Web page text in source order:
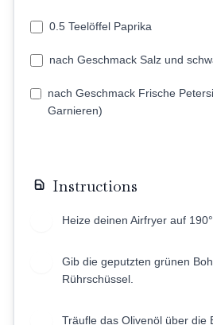
0.5 Teelöffel Paprika
nach Geschmack Salz und
nach Geschmack Frische
Garnieren)
Instructions
Heize deinen Airfryer auf
Gib die geputzten grünen
Rührschüssel.
Träufle das Olivenöl über die